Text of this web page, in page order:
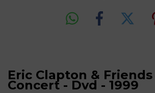
Eric Clapton & Friends
Concert - Dvd - 1999